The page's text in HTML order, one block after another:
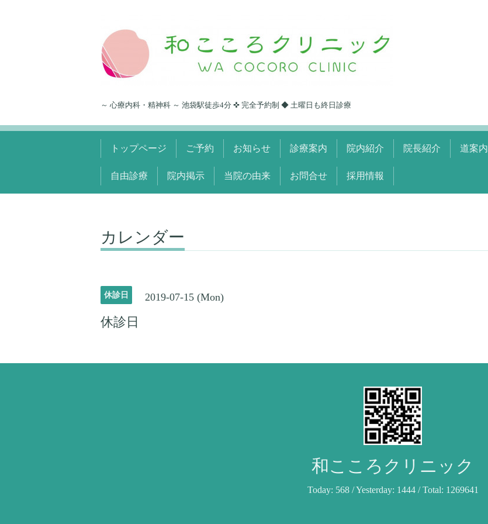
～ 心療内科・精神科 ～ 池袋駅徒歩4分 ✜ 完全予約制 ◆ 土曜日も終日診療
トップページ ご予約 お知らせ 診療案内 院内紹介 院長紹介 道案内
自由診療 院内掲示 当院の由来 お問合せ 採用情報
カレンダー
休診日 2019-07-15 (Mon)
休診日
和こころクリニック
Today: 568/ Yesterday: 1444/ Total: 1269641